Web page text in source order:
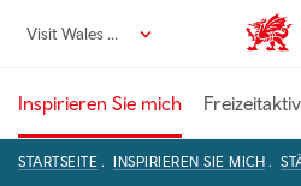
zumVisit Wales DE
Inspirieren Sie mich
STARTSEITE INSPIRIEREN SIE MICH